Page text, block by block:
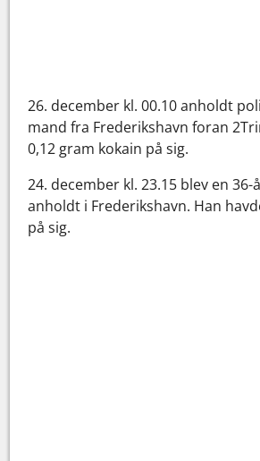
26. december kl. 00.10 anholdt
mand fra Frederikshavn foran
0,12 gram kokain på sig.
24. december kl. 23.15 blev en 36-
anholdt i Frederikshavn. Han
på sig.